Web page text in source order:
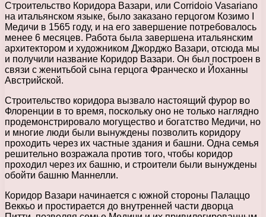
Строительство Коридора Вазари, или Corridoio Vasariano
на итальянском языке, было заказано герцогом Козимо I
Медичи в 1565 году, и на его завершение потребовалось
менее 6 месяцев. Работа была завершена итальянским
архитектором и художником Джорджо Вазари, отсюда мы
и получили название Коридор Вазари. Он был построен в
связи с женитьбой сына герцога Франческо и Йоханны
Австрийской.
Строительство коридора вызвало настоящий фурор во
Флоренции в то время, поскольку оно не только наглядно
продемонстрировало могущество и богатство Медичи, но
и многие люди были вынуждены позволить коридору
проходить через их частные здания и башни. Одна семья
решительно возражала против того, чтобы коридор
проходил через их башню, и строители были вынуждены
обойти башню Маннелли.
Коридор Вазари начинается с южной стороны Палаццо
Веккьо и простирается до внутренней части дворца